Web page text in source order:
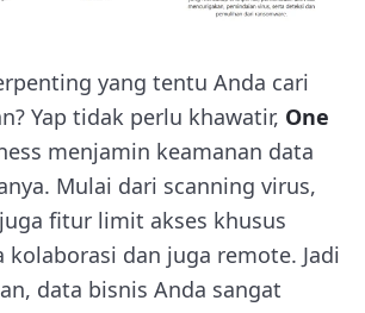
yang tentu Anda cari
Yap tidak perlu khawatir, One
menjamin keamanan data
Mulai dari scanning virus,
fitur limit akses khusus
kolaborasi dan juga remote. Jadi
data bisnis Anda sangat